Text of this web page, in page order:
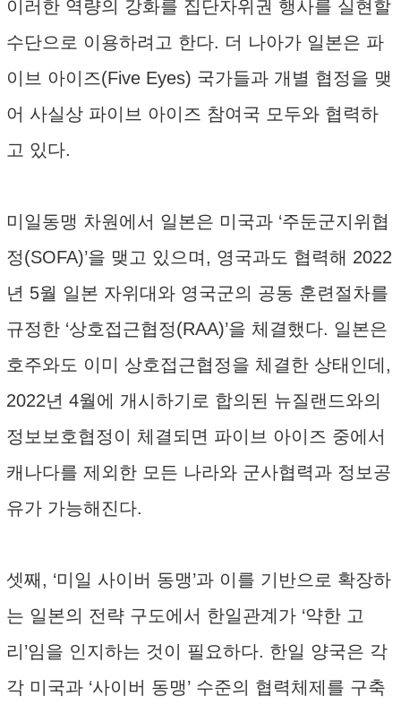
이러한 역량의 강화를 집단자위권 행사를 실현할
수단으로 이용하려고 한다. 더 나아가 일본은 파
이브 아이즈(Five Eyes) 국가들과 개별 협정을 맺
어 사실상 파이브 아이즈 참여국 모두와 협력하
고 있다.
미일동맹 차원에서 일본은 미국과 ‘주둔군지위협
정(SOFA)’을 맺고 있으며, 영국과도 협력해 2022
년 5월 일본 자위대와 영국군의 공동 훈련절차를
규정한 ‘상호접근협정(RAA)’을 체결했다. 일본은
호주와도 이미 상호접근협정을 체결한 상태인데,
2022년 4월에 개시하기로 합의된 뉴질랜드와의
정보보호협정이 체결되면 파이브 아이즈 중에서
캐나다를 제외한 모든 나라와 군사협력과 정보공
유가 가능해진다.
셋째, ‘미일 사이버 동맹’과 이를 기반으로 확장하
는 일본의 전략 구도에서 한일관계가 ‘약한 고
리’임을 인지하는 것이 필요하다. 한일 양국은 각
각 미국과 ‘사이버 동맹’ 수준의 협력체제를 구축